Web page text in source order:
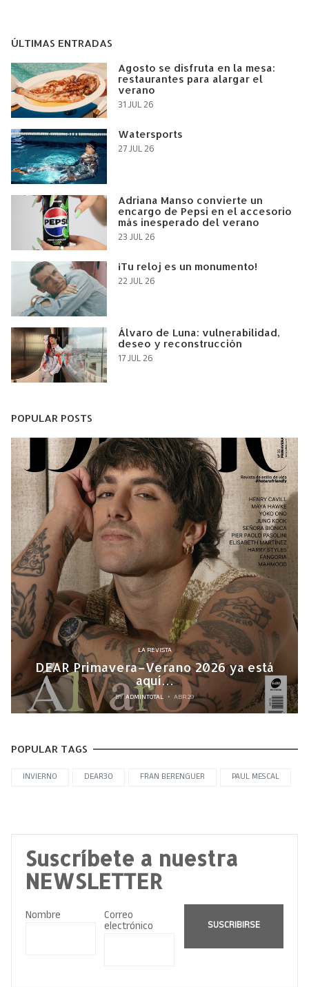
ÚLTIMAS ENTRADAS
Agosto se disfruta en la mesa:
restaurantes para alargar el
verano
31 JUL 26
Watersports
27 JUL 26
Adriana Manso convierte un
encargo de Pepsi en el accesorio
más inesperado del verano
23 JUL 26
¡Tu reloj es un monumento!
22 JUL 26
Álvaro de Luna: vulnerabilidad,
deseo y reconstrucción
17 JUL 26
POPULAR POSTS
LA REVISTA
DEAR Primavera–Verano 2026 ya está
aquí…
BYADMINTOTAL ABR 29
POPULAR TAGS
INVIERNO DEAR30 FRAN BERENGUER PAUL MESCAL
Suscríbete a nuestra
NEWSLETTER
Nombre Correo
electrónico SUSCRIBIRSE